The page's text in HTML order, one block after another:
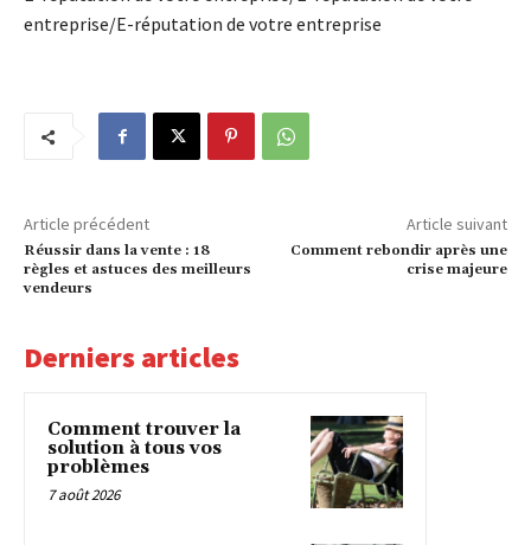
entreprise/E-réputation de votre entreprise
Article précédent
Réussir dans la vente : 18
règles et astuces des meilleurs
vendeurs
Article suivant
Comment rebondir après une
crise majeure
Derniers articles
Comment trouver la
solution à tous vos
problèmes
7 août 2026